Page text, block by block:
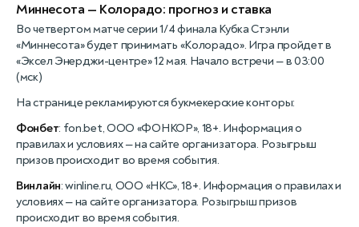
Миннесота — Колорадо: прогноз и ставка
Во четвертом матче серии 1/4 финала Кубка Стэнли
«Миннесота» будет принимать «Колорадо». Игра пройдет в
«Эксел Энерджи-центре» 12 мая. Начало встречи — в 03:00
(мск)
На странице рекламируются букмекерские конторы:
Фонбет: fon.bet, ООО «ФОНКОР», 18+. Информация о
правилах и условиях — на сайте организатора. Розыгрыш
призов происходит во время события.
Винлайн: winline.ru, ООО «НКС», 18+. Информация о правилах и
условиях — на сайте организатора. Розыгрыш призов
происходит во время события.